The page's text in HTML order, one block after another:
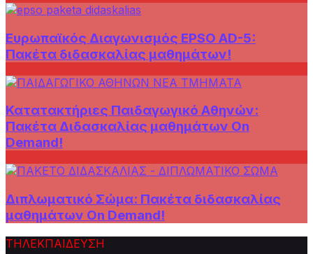
Ευρωπαϊκός Διαγωνισμός EPSO AD-5:
Πακέτα διδασκαλίας μαθημάτων!
Κατατακτήριες Παιδαγωγικό Αθηνών:
Πακέτα Διδασκαλίας μαθημάτων On
Demand!
Διπλωματικό Σώμα: Πακέτα διδασκαλίας
μαθημάτων On Demand!
ΤΗΛΕΚΠΑΙΔΕΥΣΗ